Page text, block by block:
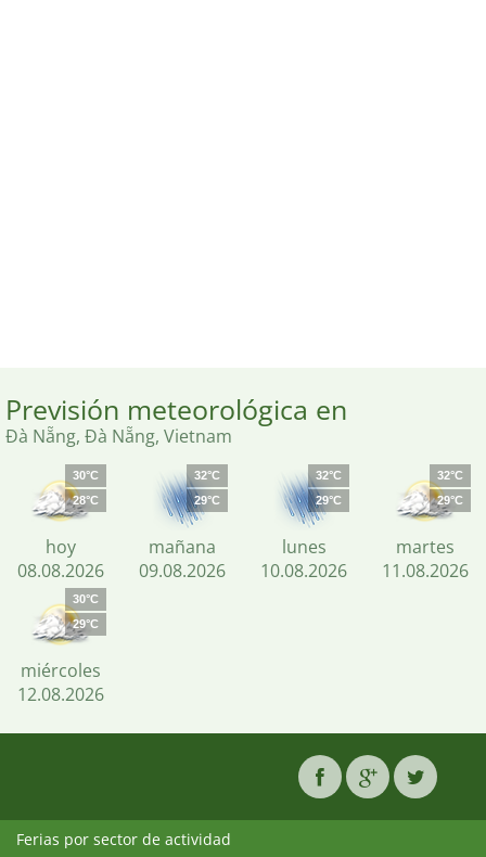
Previsión meteorológica en
Đà Nẵng, Đà Nẵng, Vietnam
30°C
28°C
hoy
08.08.2026
32°C
29°C
mañana
09.08.2026
32°C
29°C
lunes
10.08.2026
32°C
29°C
martes
11.08.2026
30°C
29°C
miércoles
12.08.2026
Ferias por sector de actividad